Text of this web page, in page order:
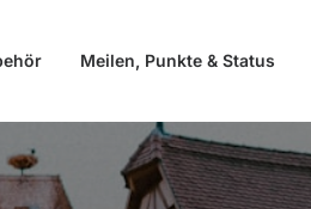
Meilen, Punkte & Status